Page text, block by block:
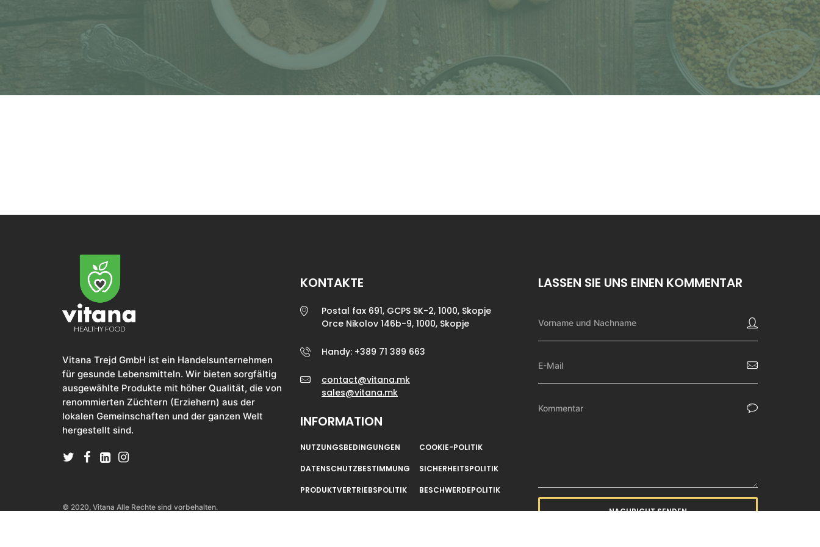
Vitana Trejd GmbH ist ein Handelsunternehmen
für gesunde Lebensmitteln. Wir bieten sorgfältig
ausgewählte Produkte mit höher Qualität, die von
renommierten Züchtern (Erziehern) aus der
lokalen Gemeinschaften und der ganzen Welt
hergestellt sind.
© 2020, Vitana Alle Rechte sind vorbehalten.
KONTAKTE
Postal fax 691, GCPS SK-2, 1000, Skopje
Orce Nikolov 146b-9, 1000, Skopje
Handy: +389 71 389 663
contact@vitana.mk
sales@vitana.mk
INFORMATION
NUTZUNGSBEDINGUNGEN
DATENSCHUTZBESTIMMUNG
PRODUKTVERTRIEBSPOLITIK
COOKIE-POLITIK
SICHERHEITSPOLITIK
BESCHWERDEPOLITIK
LASSEN SIE UNS EINEN KOMMENTAR